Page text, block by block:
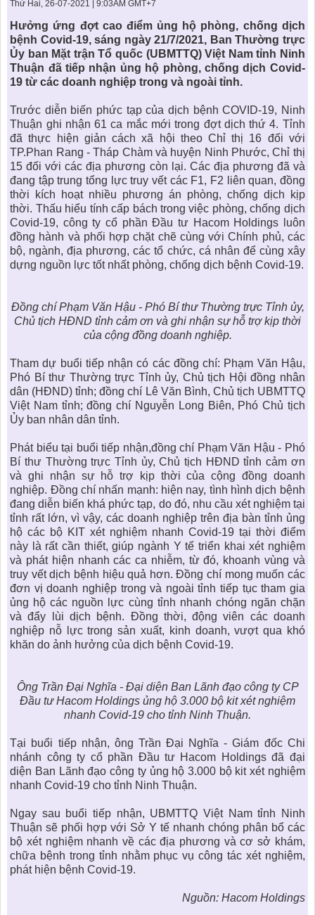
THÀNH ĐÔNG VỚI XÃ HÔI
BẮC
THƯ VIỆN PHÁP LUẬT
LIÊN HỆ & GIẢI ĐÁP
KIẾN TRÚC & PHONG THUỶ
TIN TỨC CÔNG TY
TIN TỨC TỔNG HỢP
Thứ Hai, 26-07-2021 | 9:03AM GMT+7
Hưởng ứng đợt cao điểm ủng hộ phòng, chống dịch
bệnh Covid-19, sáng ngày 21/7/2021, Ban Thường trực
Ủy ban Mặt trận Tổ quốc (UBMTTQ) Việt Nam tỉnh Ninh
Thuận đã tiếp nhận ủng hộ phòng, chống dịch Covid-
19 từ các doanh nghiệp trong và ngoài tỉnh.
Trước diễn biến phức tạp của dịch bệnh COVID-19, Ninh
Thuận ghi nhận 61 ca mắc mới trong đợt dịch thứ 4. Tỉnh
đã thực hiện giản cách xã hội theo Chỉ thị 16 đối với
TP.Phan Rang - Tháp Chàm và huyện Ninh Phước, Chỉ thị
15 đối với các địa phương còn lại. Các địa phương đã và
đang tập trung tổng lực truy vết các F1, F2 liên quan, đồng
thời kích hoạt nhiều phương án phòng, chống dịch kịp
thời. Thấu hiểu tính cấp bách trong việc phòng, chống dịch
Covid-19, công ty cổ phần Đầu tư Hacom Holdings luôn
đồng hành và phối hợp chặt chẽ cùng với Chính phủ, các
bộ, ngành, địa phương, các tổ chức, cá nhân để cùng xây
dựng nguồn lực tốt nhất phòng, chống dịch bệnh Covid-19.
Đồng chí Phạm Văn Hậu - Phó Bí thư Thường trực Tỉnh ủy,
Chủ tịch HĐND tỉnh cảm ơn và ghi nhận sự hỗ trợ kịp thời
của cộng đồng doanh nghiệp.
Tham dự buổi tiếp nhận có các đồng chí: Phạm Văn Hậu,
Phó Bí thư Thường trực Tỉnh ủy, Chủ tịch Hội đồng nhân
dân (HĐND) tỉnh; đồng chí Lê Văn Bình, Chủ tịch UBMTTQ
Việt Nam tỉnh; đồng chí Nguyễn Long Biên, Phó Chủ tịch
Ủy ban nhân dân tỉnh.
Phát biểu tại buổi tiếp nhận,đồng chí Phạm Văn Hậu - Phó
Bí thư Thường trực Tỉnh ủy, Chủ tịch HĐND tỉnh cảm ơn
và ghi nhận sự hỗ trợ kịp thời của cộng đồng doanh
nghiệp. Đồng chí nhấn mạnh: hiện nay, tình hình dịch bệnh
đang diễn biến khá phức tạp, do đó, nhu cầu xét nghiệm tại
tỉnh rất lớn, vì vậy, các doanh nghiệp trên địa bàn tỉnh ủng
hộ các bộ KIT xét nghiệm nhanh Covid-19 tại thời điểm
này là rất cần thiết, giúp ngành Y tế triển khai xét nghiệm
và phát hiện nhanh các ca nhiễm, từ đó, khoanh vùng và
truy vết dịch bệnh hiệu quả hơn. Đồng chí mong muốn các
đơn vị doanh nghiệp trong và ngoài tỉnh tiếp tục tham gia
ủng hộ các nguồn lực cùng tỉnh nhanh chóng ngăn chặn
và đẩy lùi dịch bệnh. Đồng thời, động viên các doanh
nghiệp nỗ lực trong sản xuất, kinh doanh, vượt qua khó
khăn do ảnh hưởng của dịch bệnh Covid-19.
Ông Trần Đại Nghĩa - Đại diện Ban Lãnh đạo công ty CP
Đầu tư Hacom Holdings ủng hộ 3.000 bộ kit xét nghiệm
nhanh Covid-19 cho tỉnh Ninh Thuận.
Tại buổi tiếp nhận, ông Trần Đại Nghĩa - Giám đốc Chi
nhánh công ty cổ phần Đầu tư Hacom Holdingsđã đại
diện Ban Lãnh đạo công ty ủng hộ 3.000 bộ kit xét nghiệm
nhanh Covid-19 cho tỉnh Ninh Thuận.
Ngay sau buổi tiếp nhận, UBMTTQ Việt Nam tỉnh Ninh
Thuận sẽ phối hợp với Sở Y tế nhanh chóng phân bổ các
bộ xét nghiệm nhanh về các địa phương và cơ sở khám,
chữa bệnh trong tỉnh nhằm phục vụ công tác xét nghiệm,
phát hiện bệnh Covid-19.
Nguồn: Hacom Holdings